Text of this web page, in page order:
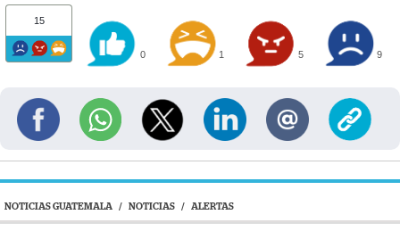
15
0 1 5 9
NOTICIAS GUATEMALA / NOTICIAS / ALERTAS